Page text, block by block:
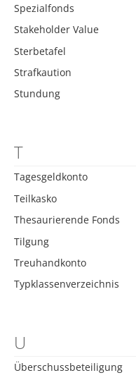
Spezialfonds
Stakeholder Value
Sterbetafel
Strafkaution
Stundung
T
Tagesgeldkonto
Teilkasko
Thesaurierende Fonds
Tilgung
Treuhandkonto
Typklassenverzeichnis
U
Überschussbeteiligung